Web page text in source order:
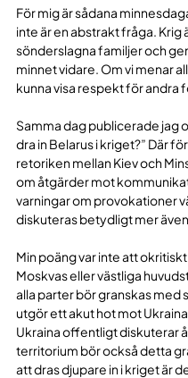
För mig är sådana
inte är en abstrakt fråga.
sönderslagna familjer och
minnet vidare. Om vi menar
kunna visa respekt för andra
Samma dag publicerade jag
dra in Belarus i kriget?” Där
retoriken mellan Kiev och
om åtgärder mot
varningar om provokationer
diskuteras betydligt mer
Min poäng var inte att
Moskvas eller västliga
alla parter bör granskas med
utgör ett akut hot mot
Ukraina offentligt diskuterar
territorium bör också detta
att dras djupare in i kriget är